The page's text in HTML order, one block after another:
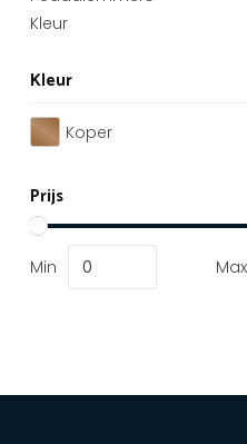
Kleur
Kleur
Koper
Prijs
Min Max